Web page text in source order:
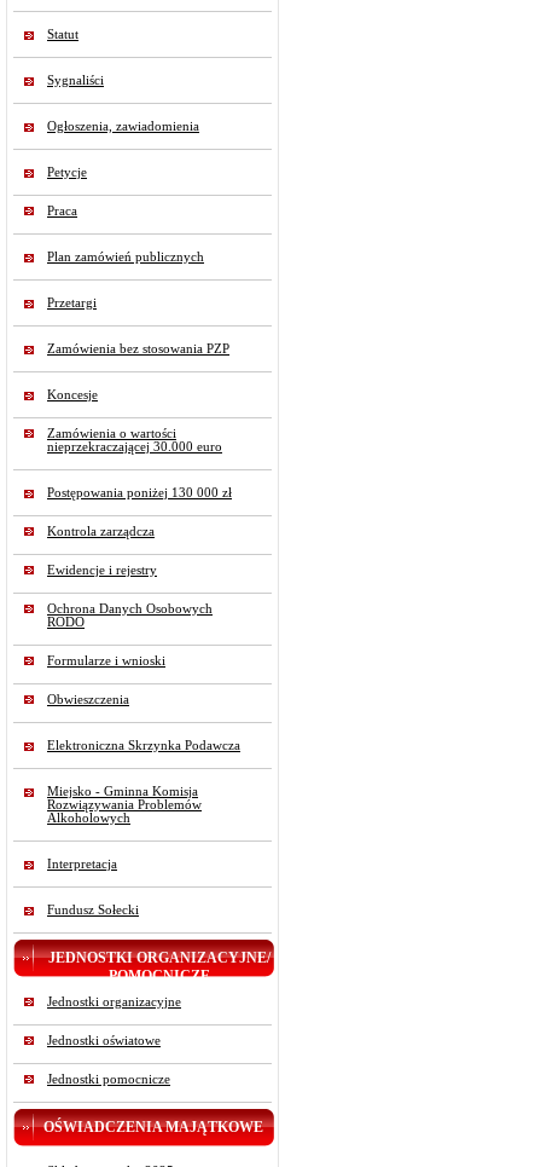
Statut
Sygnaliści
Ogłoszenia, zawiadomienia
Petycje
Praca
Plan zamówień publicznych
Przetargi
Zamówienia bez stosowania PZP
Koncesje
Zamówienia o wartości
nieprzekraczającej 30.000 euro
Postępowania poniżej 130 000 zł
Kontrola zarządcza
Ewidencje i rejestry
Ochrona Danych Osobowych
RODO
Formularze i wnioski
Obwieszczenia
Elektroniczna Skrzynka Podawcza
Miejsko - Gminna Komisja
Rozwiązywania Problemów
Alkoholowych
Interpretacja
Fundusz Sołecki
JEDNOSTKI ORGANIZACYJNE/
POMOCNICZE
Jednostki organizacyjne
Jednostki oświatowe
Jednostki pomocnicze
OŚWIADCZENIA MAJĄTKOWE